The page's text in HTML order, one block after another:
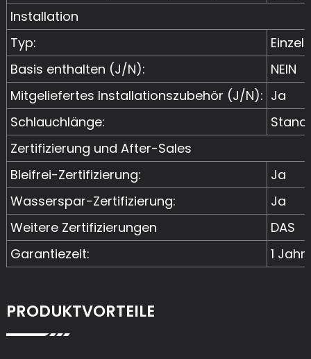
Installation
Typ:
Basis enthalten (J/N):
NEIN
Mitgeliefertes Installationszubehör (J/N): Ja
Schlauchlänge:
Zertifizierung und After-Sales
Bleifrei-Zertifizierung:
Ja
Wasserspar-Zertifizierung:
Ja
Weitere Zertifizierungen
DAS
Garantiezeit:
1 Jahr
PRODUKTVORTEILE